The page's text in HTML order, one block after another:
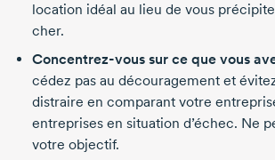
location idéal au lieu de vous
cher.
Concentrez-vous sur ce que vous
cédez pas au découragement et
distraire en comparant votre
entreprises en situation d’échec. Ne
votre objectif.